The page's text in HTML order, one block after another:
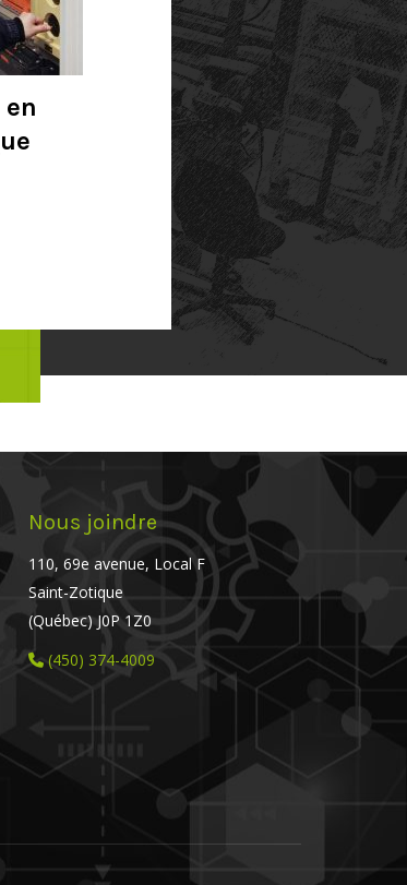
Nous joindre
110, 69e avenue, Local F
Saint-Zotique
(Québec) J0P 1Z0
(450) 374-4009